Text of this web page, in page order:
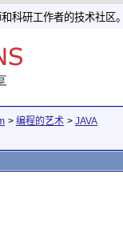
科研工作者的技术社区
> 编程的艺术 > JAVA